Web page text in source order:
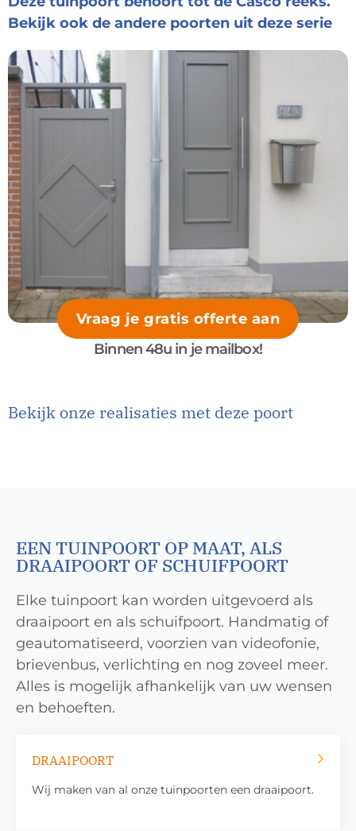
Bekijk ook de andere poorten uit deze serie
Vraag je gratis offerte aan
Binnen 48u in je mailbox!
Bekijk onze realisaties met deze poort
EEN TUINPOORT OP MAAT, ALS
DRAAIPOORT OF SCHUIFPOORT
Elke tuinpoort kan worden uitgevoerd als
draaipoort en als schuifpoort. Handmatig of
geautomatiseerd, voorzien van videofonie,
brievenbus, verlichting en nog zoveel meer.
Alles is mogelijk afhankelijk van uw wensen
en behoeften.
DRAAIPOORT
Wij maken van al onze tuinpoorten een draaipoort.